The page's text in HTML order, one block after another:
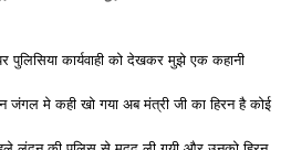
कार्यवाही को देखकर मुझे एक कहानी
जंगल मे कही खो गया अब मंत्री जी का हिरन है कोई